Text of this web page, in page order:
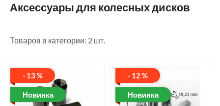
Аксессуары для колесных дисков
Товаров в категории: 2 шт.
- 13 %
Новинка
- 12 %
Новинка